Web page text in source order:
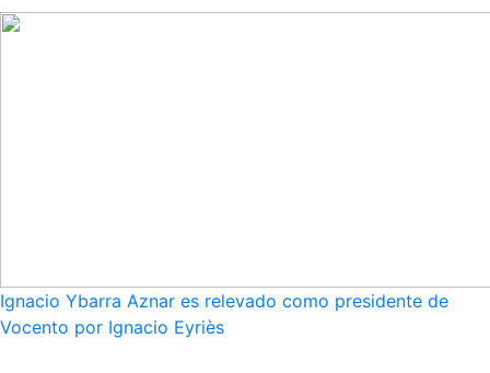
Ignacio Ybarra Aznar es relevado como presidente de
Vocento por Ignacio Eyriès